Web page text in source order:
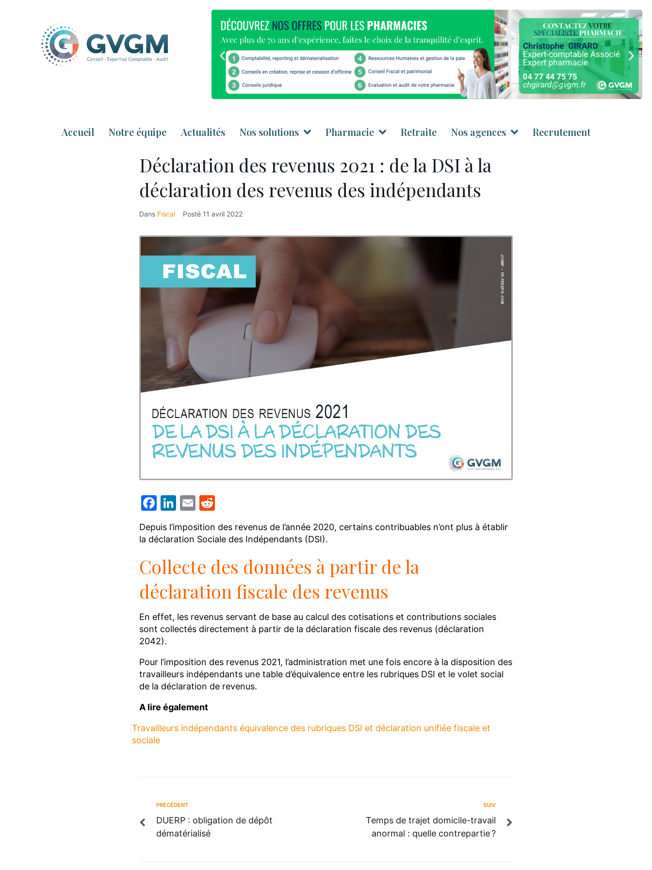
Accueil Notre équipe Actualités Nos solutions Pharmacie Retraite Nos agences Recrutement
Déclaration des revenus 2021 : de la DSI à la
déclaration des revenus des indépendants
Dans Fiscal Posté 11 avril 2022
Facebook
LinkedIn
Email
Depuis l’imposition des revenus de l’année 2020, certains contribuables n’ont plus à établir
la déclaration Sociale des Indépendants (DSI).
Collecte des données à partir de la
déclaration fiscale des revenus
En effet, les revenus servant de base au calcul des cotisations et contributions sociales
sont collectés directement à partir de la déclaration fiscale des revenus (déclaration
2042).
Pour l’imposition des revenus 2021, l’administration met une fois encore à la disposition des
travailleurs indépendants une table d’équivalence entre les rubriques DSI et le volet social
de la déclaration de revenus.
A lire également
Travailleurs indépendants équivalence des rubriques DSI et déclaration unifiée fiscale et
sociale
PRÉCÉDENT
DUERP : obligation de dépôt
dématérialisé
SUIV
Temps de trajet domicile-travail
anormal : quelle contrepartie ?